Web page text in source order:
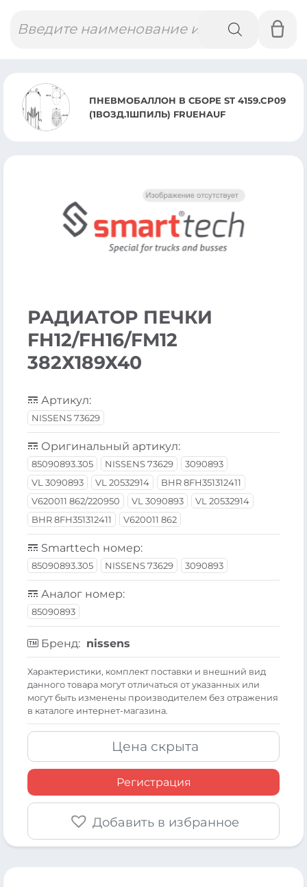
товаров
ПНЕВМОБАЛЛОН В СБОРЕ ST 4159.CP09
(1ВОЗД.1ШПИЛЬ) FRUEHAUF
РАДИАТОР ПЕЧКИ
FH12/FH16/FM12
382Х189Х40
Артикул:
NISSENS 73629
Оригинальный артикул:
85090893.305 NISSENS 73629
3090893
VL 3090893
VL 20532914
BHR 8FH351312411
V620011 862/220950
VL 3090893
VL 20532914
BHR 8FH351312411
V620011 862
Smarttech номер:
85090893.305 NISSENS 73629 3090893
Аналог номер:
85090893
Бренд: nissens
Xарактеристики, комплект поставки и внешний вид
данного товара могут отличаться от указанных или
могут быть изменены производителем без отражения
в каталоге интернет-магазина.
Цена скрыта
Регистрация
Добавить в избранное